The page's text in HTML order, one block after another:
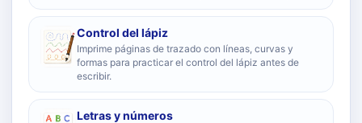
Control del lápiz
Imprime páginas de trazado con líneas, curvas y
formas para practicar el control del lápiz antes de
escribir.
Letras y números